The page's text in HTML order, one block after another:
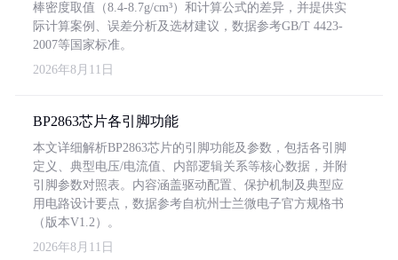
棒密度取值（8.4-8.7g/cm³）和计算公式的差异，并提供实
际计算案例、误差分析及选材建议，数据参考GB/T 4423-
2007等国家标准。
2026年8月11日
BP2863芯片各引脚功能
本文详细解析BP2863芯片的引脚功能及参数，包括各引脚
定义、典型电压/电流值、内部逻辑关系等核心数据，并附
引脚参数对照表。内容涵盖驱动配置、保护机制及典型应
用电路设计要点，数据参考自杭州士兰微电子官方规格书
（版本V1.2）。
2026年8月11日